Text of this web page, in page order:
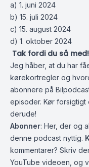
a) 1. juni 2024
b) 15. juli 2024
c) 15. august 2024
d) 1. oktober 2024
Tak fordi du så med!
Jeg håber, at du har
kørekortregler og
abonnere på
episoder. Kør forsigtigt
derude!
Abonner: Her, der og
denne podcast nyttig.
kommentarer? Skriv
YouTube videoen, og